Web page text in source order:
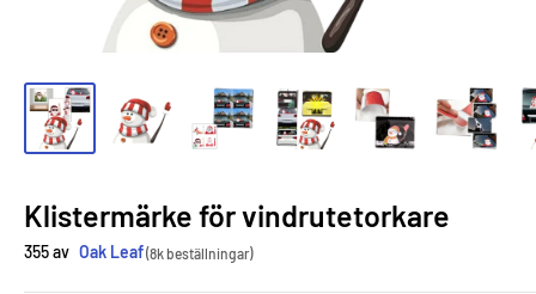
Klistermärke för vindrutetorkare
355 av Oak Leaf(8k beställningar)